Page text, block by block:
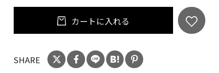
カートに入れる
SHARE